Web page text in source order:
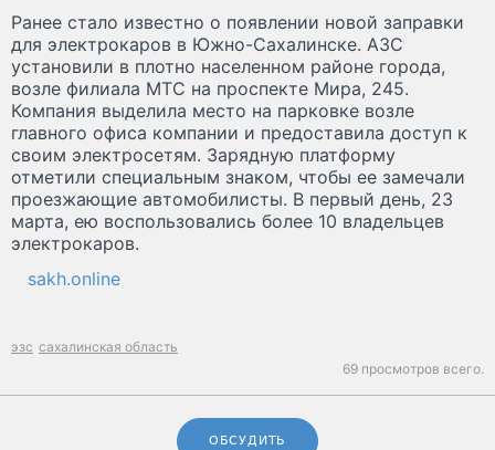
Ранее стало известно о появлении новой заправки
для электрокаров в Южно-Сахалинске. АЗС
установили в плотно населенном районе города,
возле филиала МТС на проспекте Мира, 245.
Компания выделила место на парковке возле
главного офиса компании и предоставила доступ к
своим электросетям. Зарядную платформу
отметили специальным знаком, чтобы ее замечали
проезжающие автомобилисты. В первый день, 23
марта, ею воспользовались более 10 владельцев
электрокаров.
sakh.online
эзс сахалинская область
69 просмотров всего.
ОБСУДИТЬ